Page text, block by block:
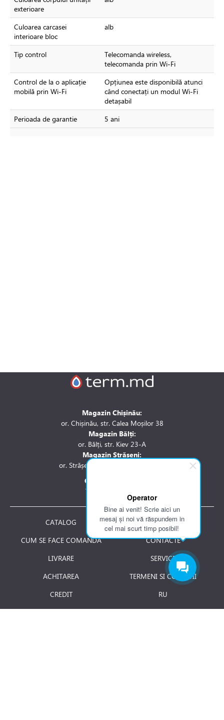
Operator
Bine ai venit! Scrie aici un
mesaj și noi vă răspundem in
cel mai scurt timp posibil!
exterioare
Culoarea carcasei
interioare bloc
alb
Tip control
Telecomanda wireless,
telecomanda prin Wi-Fi
Control de la o aplicație
mobilă prin Wi-Fi
Opțiunea este disponibilă atunci
când conectați un modul Wi-Fi
detașabil
Perioada de garantie
5 ani
Magazin Chișinău:
or. Chișinău, str. Calea Moșilor 38
Magazin Bălți:
or. Bălți, str. Kiev 23-A
Magazin Strășeni:
or. Strășeni, str. Stefan cel Mare 1A
Contactați-ne la:
Tel.: 061 007 744
CATALOG
CUM SE FACE COMANDA
LIVRARE
ACHITAREA
CREDIT
RETURNAREA PRODUSULUI
DESPRE NOI
CONTACTE
SERVICE
TERMENI SI CONDITII
RU
JOBURI